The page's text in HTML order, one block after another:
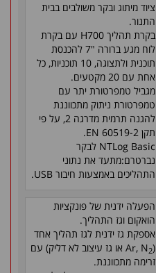
ציוד מיתוג ובקר משולבים בבית
התנור.
בקרת תהליך H700 עם בקרת
לוח מגע ברורה "7 להכנסת
תוכנית ולתצוגה, 10 תוכניות, כל
אחת עם 20 מקטעים.
מגביל טמפרטורת יתר עם
טמפרטורת ניתוק מתכווננת
להגנה תרמית מדרגה 2, על פי
תקן EN 60519-2.
NTLog Basic לבקר
נברטרם:מתעד את נתוני
התהליכים באמצעות חיבור USB.
הפעלה ידנית של פונקציות
הואקום וגז התהליך.
אספקת גז ידנית לגז תהליך אחד
(Ar, N
2
או גז עיצוב לא דליק) עם
זרימה מתכווננת.